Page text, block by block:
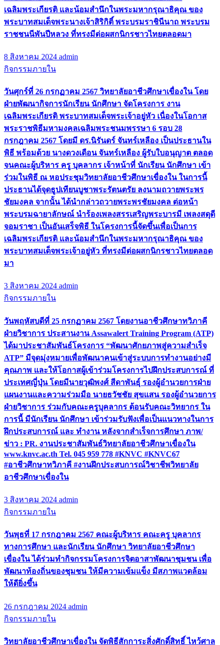
เฉลิมพระเกียรติ และน้อมสำนึกในพระมหากรุณาธิคุณ ของ
พระบาทสมเด็จพระนางเจ้าสิริกิติ์ พระบรมราชินีนาถ พระบรม
ราชชนนีพันปีหลวง ที่ทรงมีต่อผสกนิกรชาวไทยตลอดมา
8 สิงหาคม 2024 admin
กิจกรรมภายใน
วันศุกร์ที่ 26 กรกฏาคม 2567 วิทยาลัยอาชีวศึกษาเขื่องใน โดย
ฝ่ายพัฒนากิจการนักเรียน นักศึกษา จัดโครงการ งาน
เฉลิมพระเกียรติ พระบาทสมเด็จพระเจ้าอยู่หัว เนื่องในโอกาส
พระราชพิธีมหามงคลเฉลิมพระชนมพรรษา 6 รอบ 28
กรกฎาคม 2567 โดยมี ดร.นิรันดร์ จันทร์เหลือง เป็นประธานใน
พิธี พร้อมด้วย นางดวงเดือน จันทร์เหลือง ผู้รับใบอนุญาต ตลอด
จนคณะผู้บริหาร ครู บุคลากร เจ้าหน้าที่ นักเรียน นักศึกษา เข้า
ร่วมในพิธี ณ หอประชุมวิทยาลัยอาชีวศึกษาเขื่องใน ในการนี้
ประธานได้จุดธูปเทียนบูชาพระรัตนตรัย ลงนามถวายพระพร
ชัยมงคล จากนั้น ได้นำกล่าวถวายพระพรชัยมงคล ต่อหน้า
พระบรมฉายาลักษณ์ นำร้องเพลงสรรเสริญพระบารมี เพลงสดุดี
จอมราชา เป็นอันเสร็จพิธี ในโครงการนี้จัดขึ้นเพื่อเป็นการ
เฉลิมพระเกียรติ และน้อมสำนึกในพระมหากรุณาธิคุณ ของ
พระบาทสมเด็จพระเจ้าอยู่หัว ที่ทรงมีต่อผสกนิกรชาวไทยตลอด
มา
3 สิงหาคม 2024 admin
กิจกรรมภายใน
วันพฤหัสบดีที่ 25 กรกฏาคม 2567 โดยงานอาชีวศึกษาทวิภาคี
ฝ่ายวิชาการ ประสานงาน Assawalert Training Program (ATP)
ได้มาประชาสัมพันธ์โครงการ “พัฒนาศักยภาพสู่ความสำเร็จ
ATP” มีจุดมุ่งหมายเพื่อพัฒนาคนเข้าสู่ระบบการทำงานอย่างมี
คุณภาพ และให้โอกาสผู้เข้าร่วมโครงการไปฝึกประสบการณ์ ที่
ประเทศญี่ปุ่น โดยมีนายวุฒิพงศ์ สีดาพันธุ์ รองผู้อำนวยการฝ่าย
แผนงานและความร่วมมือ นายธวัชชัย สุขแสน รองผู้อำนวยการ
ฝ่ายวิชาการ ร่วมกับคณะครูบุคลากร ต้อนรับคณะวิทยากร ใน
การนี้ มีนักเรียน นักศึกษา เข้าร่วมรับฟังเพื่อเป็นแนวทางในการ
ฝึกประสบการณ์ และ ทำงาน หลังจากสำเร็จการศึกษา ภาพ/
ข่าว : PR. งานประชาสัมพันธ์วิทยาลัยอาชีวศึกษาเขื่องใน
www.knvc.ac.th Tel. 045 959 778 #KNVC #KNVC67
#อาชีวศึกษาทวิภาคี #งานฝึกประสบการณ์วิชาชีพวิทยาลัย
อาชีวศึกษาเขื่องใน
3 สิงหาคม 2024 admin
กิจกรรมภายใน
วันพุธที่ 17 กรกฎาคม 2567 คณะผู้บริหาร คณะครู บุคลากร
ทางการศึกษา และนักเรียน นักศึกษา วิทยาลัยอาชีวศึกษา
เขื่องใน ได้ร่วมทำกิจกรรมโครงการจิตอาสาพัฒนาชุมชน เพื่อ
พัฒนาท้องถิ่นของชุมชน ให้มีความเข้มแข็ง มีสภาพแวดล้อม
ให้ดียิ่งขึ้น
26 กรกฎาคม 2024 admin
กิจกรรมภายใน
วิทยาลัยอาชีวศึกษาเขื่องใน จัดพิธีสักการะสิ่งศักดิ์สิทธิ์ ไหว้ศาล